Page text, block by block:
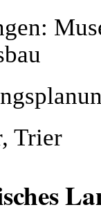
Trier